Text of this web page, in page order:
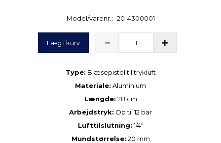
Model/varenr.: 20-4300001
Læg i kurv
Type: Blæsepistol til trykluft
Materiale: Aluminium
Længde: 28 cm
Arbejdstryk: Op til 12 bar
Lufttilslutning:1/4"
Mundstørrelse: 20 mm